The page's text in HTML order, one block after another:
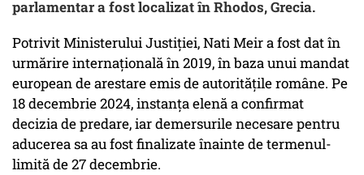
parlamentar a fost localizat în Rhodos, Grecia.
Potrivit Ministerului Justiției, Nati Meir a fost dat în
urmărire internațională în 2019, în baza unui mandat
european de arestare emis de autoritățile române. Pe
18 decembrie 2024, instanța elenă a confirmat
decizia de predare, iar demersurile necesare pentru
aducerea sa au fost finalizate înainte de termenul-
limită de 27 decembrie.